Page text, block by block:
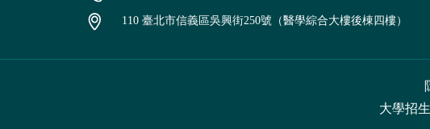
110 臺北市信義區吳興街250號（醫學綜合大樓後棟四樓）
大學招